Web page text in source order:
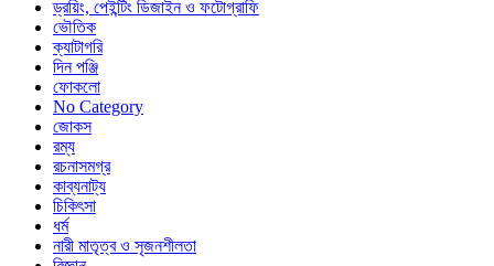
ড্রয়িং, পেইন্টিং ডিজাইন ও ফটোগ্রাফি
ভৌতিক
ক্যাটাগরি
দিন পঞ্জি
ফোকলো
No Category
জোকস
রম্য
রচনাসমগ্র
কাব্যনাট্য
চিকিৎসা
ধর্ম
নারী মাতৃত্ব ও সৃজনশীলতা